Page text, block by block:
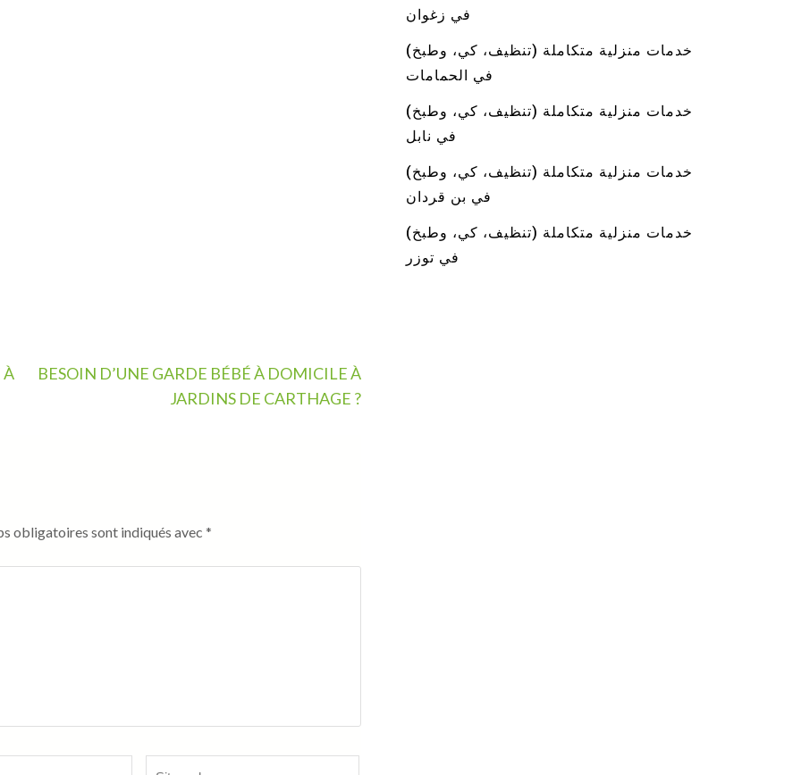
À
BESOIN D’UNE GARDE BÉBÉ À DOMICILE À
JARDINS DE CARTHAGE ?
obligatoires sont indiqués avec *
في زغوان
خدمات منزلية متكاملة (تنظيف، كي، وطبخ)
في الحمامات
خدمات منزلية متكاملة (تنظيف، كي، وطبخ)
في نابل
خدمات منزلية متكاملة (تنظيف، كي، وطبخ)
في بن قردان
خدمات منزلية متكاملة (تنظيف، كي، وطبخ)
في توزر